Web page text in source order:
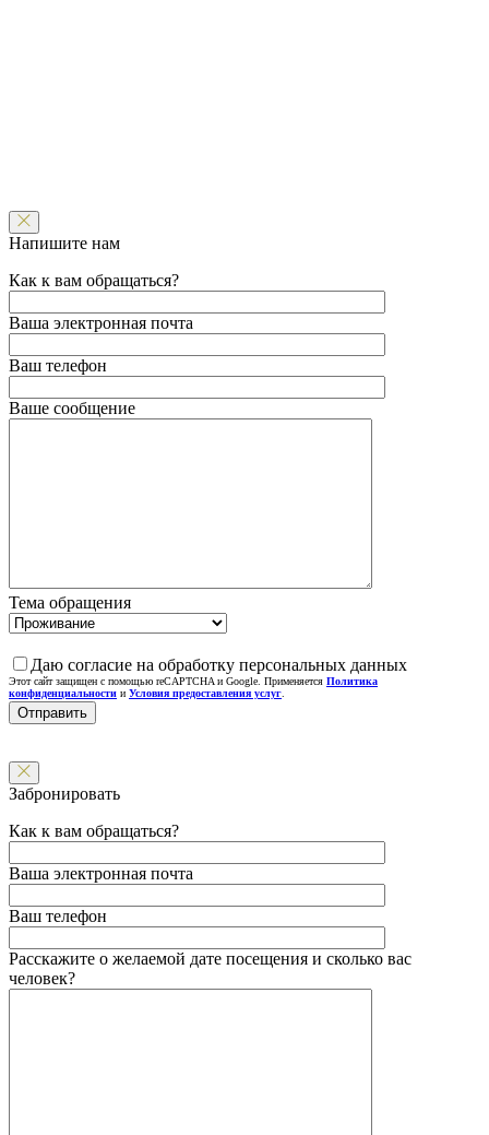
Напишите нам
Как к вам обращаться?
Ваша электронная почта
Ваш телефон
Ваше сообщение
Тема обращения
Даю согласие на обработку персональных данных
Этот сайт защищен с помощью reCAPTCHA и Google. Применяется Политика
конфиденциальности и Условия предоставления услуг
Забронировать
Как к вам обращаться?
Ваша электронная почта
Ваш телефон
Расскажите о желаемой дате посещения и сколько вас
человек?